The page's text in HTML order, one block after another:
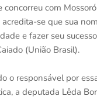
com
se que sua
e fazer seu
(União Brasil).
o responsável por
a deputada Lêda